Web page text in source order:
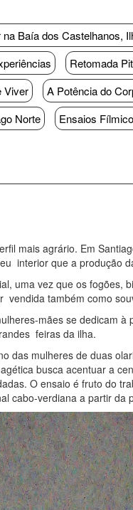
Baía dos Castelhanos,
Retomada
Viver
A Potência do
Norte
Ensaios
mais agrário. Em
interior que a produção
uma vez que os
também como
mães se dedicam
feiras da ilha.
mulheres de duas
busca acentuar a
O ensaio é fruto do
cabo-verdiana a partir da